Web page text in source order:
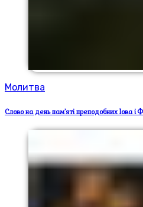
Молитва
Слово на день пам’яті преподобних Іова і